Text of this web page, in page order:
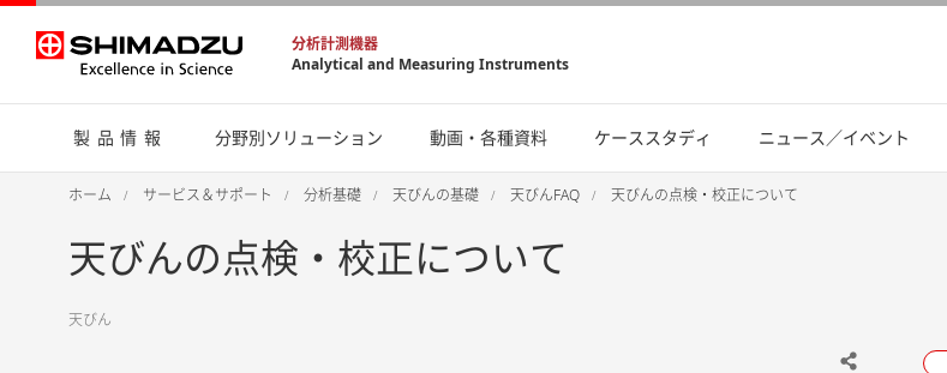
分析計測機器
Analytical and Measuring Instruments
製品情報 分野別ソリューション 動画・各種資料 ケーススタディ ニュース／イベント
ホーム サービス＆サポート 分析基礎 天びんの基礎 天びんFAQ 天びんの点検・校正について
天びんの点検・校正について
天びん